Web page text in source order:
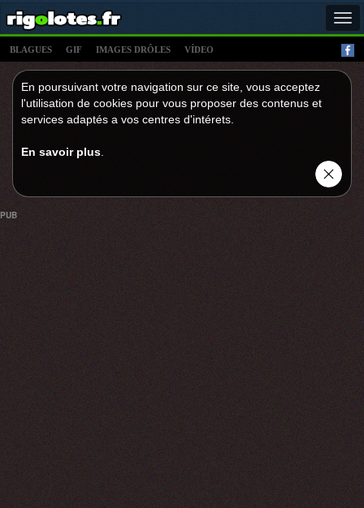
BLAGUES GIF IMAGES DRÔLES VÍDEO
En poursuivant votre navigation sur ce site, vous acceptez
l'utilisation de cookies pour vous proposer des contenus et
services adaptés a vos centres d'intérets.
En savoir plus
PUB